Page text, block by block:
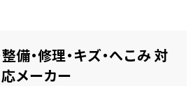
備・修理・キズ・へこみ 対
応メーカー